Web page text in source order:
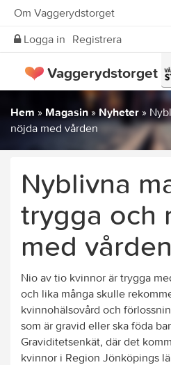
Om Vaggerydstorget
Logga in Registrera
Vaggerydstorget
Hem » Magasin» Nyheter »
nöjda med vården
Nyblivna
trygga och
med vården
Nio av tio kvinnor är trygga
och lika många skulle
kvinnohälsovård och
som är gravid eller ska föda
Graviditetsenkät, där det
kvinnor i Region Jönköpings